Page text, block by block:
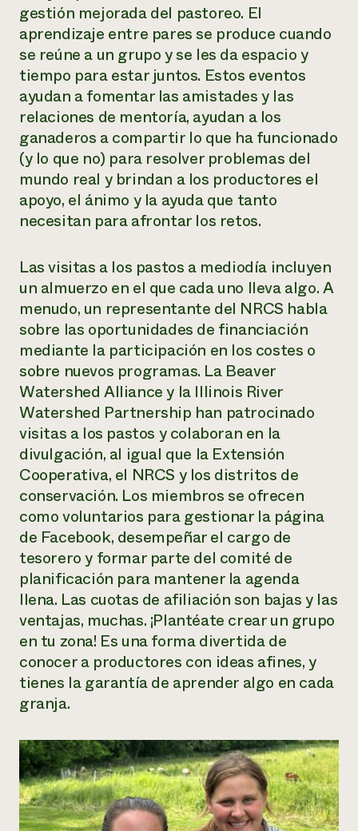
gestión mejorada del pastoreo. El
aprendizaje entre pares se produce cuando
se reúne a un grupo y se les da espacio y
tiempo para estar juntos. Estos eventos
ayudan a fomentar las amistades y las
relaciones de mentoría, ayudan a los
ganaderos a compartir lo que ha funcionado
(y lo que no) para resolver problemas del
mundo real y brindan a los productores el
apoyo, el ánimo y la ayuda que tanto
necesitan para afrontar los retos.
Las visitas a los pastos a mediodía incluyen
un almuerzo en el que cada uno lleva algo. A
menudo, un representante del NRCS habla
sobre las oportunidades de financiación
mediante la participación en los costes o
sobre nuevos programas. La Beaver
Watershed Alliance y la Illinois River
Watershed Partnership han patrocinado
visitas a los pastos y colaboran en la
divulgación, al igual que la Extensión
Cooperativa, el NRCS y los distritos de
conservación. Los miembros se ofrecen
como voluntarios para gestionar la página
de Facebook, desempeñar el cargo de
tesorero y formar parte del comité de
planificación para mantener la agenda
llena. Las cuotas de afiliación son bajas y las
ventajas, muchas. ¡Plantéate crear un grupo
en tu zona! Es una forma divertida de
conocer a productores con ideas afines, y
tienes la garantía de aprender algo en cada
granja.